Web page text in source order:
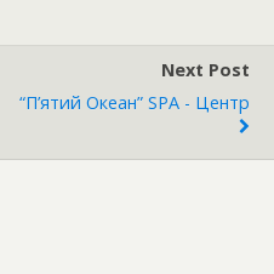
Next Post
“П’ятий Океан” SPA - Центр